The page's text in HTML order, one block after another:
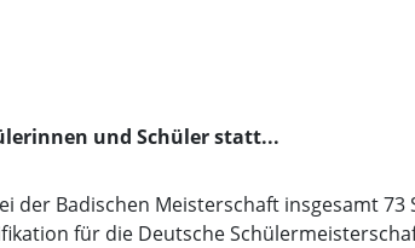
und Schüler statt...
der Badischen Meisterschaft insgesamt 73
für die Deutsche